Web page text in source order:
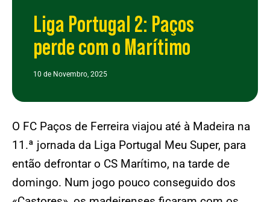
Liga Portugal 2: Paços
perde com o Marítimo
10 de Novembro, 2025
O FC Paços de Ferreira viajou até à Madeira na
11.ª jornada da Liga Portugal Meu Super, para
então defrontar o CS Marítimo, na tarde de
domingo. Num jogo pouco conseguido dos